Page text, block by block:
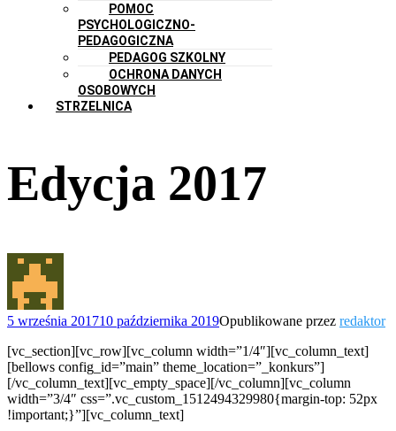
POMOC
PSYCHOLOGICZNO-
PEDAGOGICZNA
PEDAGOG SZKOLNY
OCHRONA DANYCH
OSOBOWYCH
STRZELNICA
Edycja 2017
5 września 201710 października 2019Opublikowane przez redaktor
[vc_section][vc_row][vc_column width=”1/4″][vc_column_text]
[bellows config_id=”main” theme_location=”_konkurs”]
[/vc_column_text][vc_empty_space][/vc_column][vc_column
width=”3/4″ css=”.vc_custom_1512494329980{margin-top: 52px
!important;}”][vc_column_text]